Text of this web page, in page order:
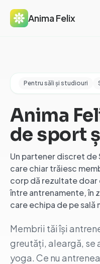
Anima Felix
Pentru săli și studiouri
Anima
de sport
Un partener discret de
care chiar trăiesc
corp dă rezultate doar
între antrenamente, în
care echipa de pe sală
Membrii tăi își
greutăți, aleargă, se
yoga. Ce nu